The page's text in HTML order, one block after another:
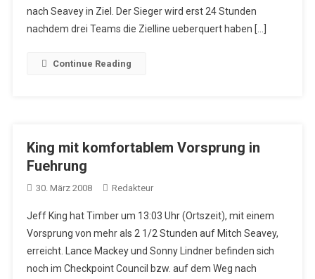
nach Seavey in Ziel. Der Sieger wird erst 24 Stunden
nachdem drei Teams die Zielline ueberquert haben […]
Continue Reading
King mit komfortablem Vorsprung in
Fuehrung
30. März 2008 Redakteur
Jeff King hat Timber um 13:03 Uhr (Ortszeit), mit einem
Vorsprung von mehr als 2 1/2 Stunden auf Mitch Seavey,
erreicht. Lance Mackey und Sonny Lindner befinden sich
noch im Checkpoint Council bzw. auf dem Weg nach